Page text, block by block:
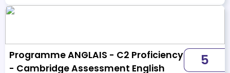
chiffres, l'avenir. Parler d'évènements que ce
soit au présent, passé ou futur. Participer à des
Programme ANGLAIS - C2 Proficiency
- Cambridge Assessment English
5